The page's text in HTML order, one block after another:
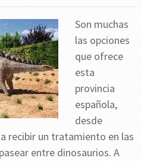
Son muchas
las opciones
que ofrece
esta
provincia
española,
desde
recibir un tratamiento en las
entre dinosaurios. A